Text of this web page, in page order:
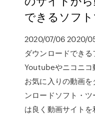
できるソフト
2020/07/06 2020/
ダウンロードでき
Youtubeやニコニコ
お気に入りの動画
ンロードソフト・
は良く動画サイト